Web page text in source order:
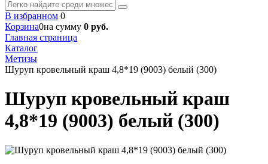
В избранном 0
Корзина0на сумму 0 руб.
Главная страница
Каталог
Метизы
Шуруп кровельный краш 4,8*19 (9003) белый (300)
Шуруп кровельный краш
4,8*19 (9003) белый (300)